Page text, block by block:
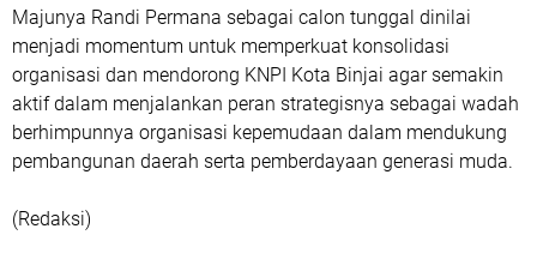
Majunya Randi Permana sebagai calon tunggal dinilai
menjadi momentum untuk memperkuat konsolidasi
organisasi dan mendorong KNPI Kota Binjai agar semakin
aktif dalam menjalankan peran strategisnya sebagai wadah
berhimpunnya organisasi kepemudaan dalam mendukung
pembangunan daerah serta pemberdayaan generasi muda.
(Redaksi)